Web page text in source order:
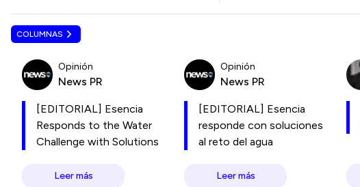
COLUMNAS
Opinión
News PR
[EDITORIAL] Esencia
Responds to the Water
Challenge with Solutions
Leer más
Opinión
News PR
[EDITORIAL] Esencia
responde con soluciones
al reto del agua
Leer más